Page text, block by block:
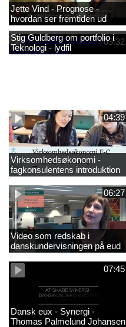
Jette Vind - Prognose -
hvordan ser fremtiden ud
03:32
Stig Guldberg om portfolio i
Teknologi - lydfil
04:39
Virksomhedsøkonomi -
fagkonsulentens introduktion
til faget 2
06:27
Video som redskab i
danskundervisningen på eud
07:45
Dansk eux - Synergi -
Thomas Palmelund Johansen